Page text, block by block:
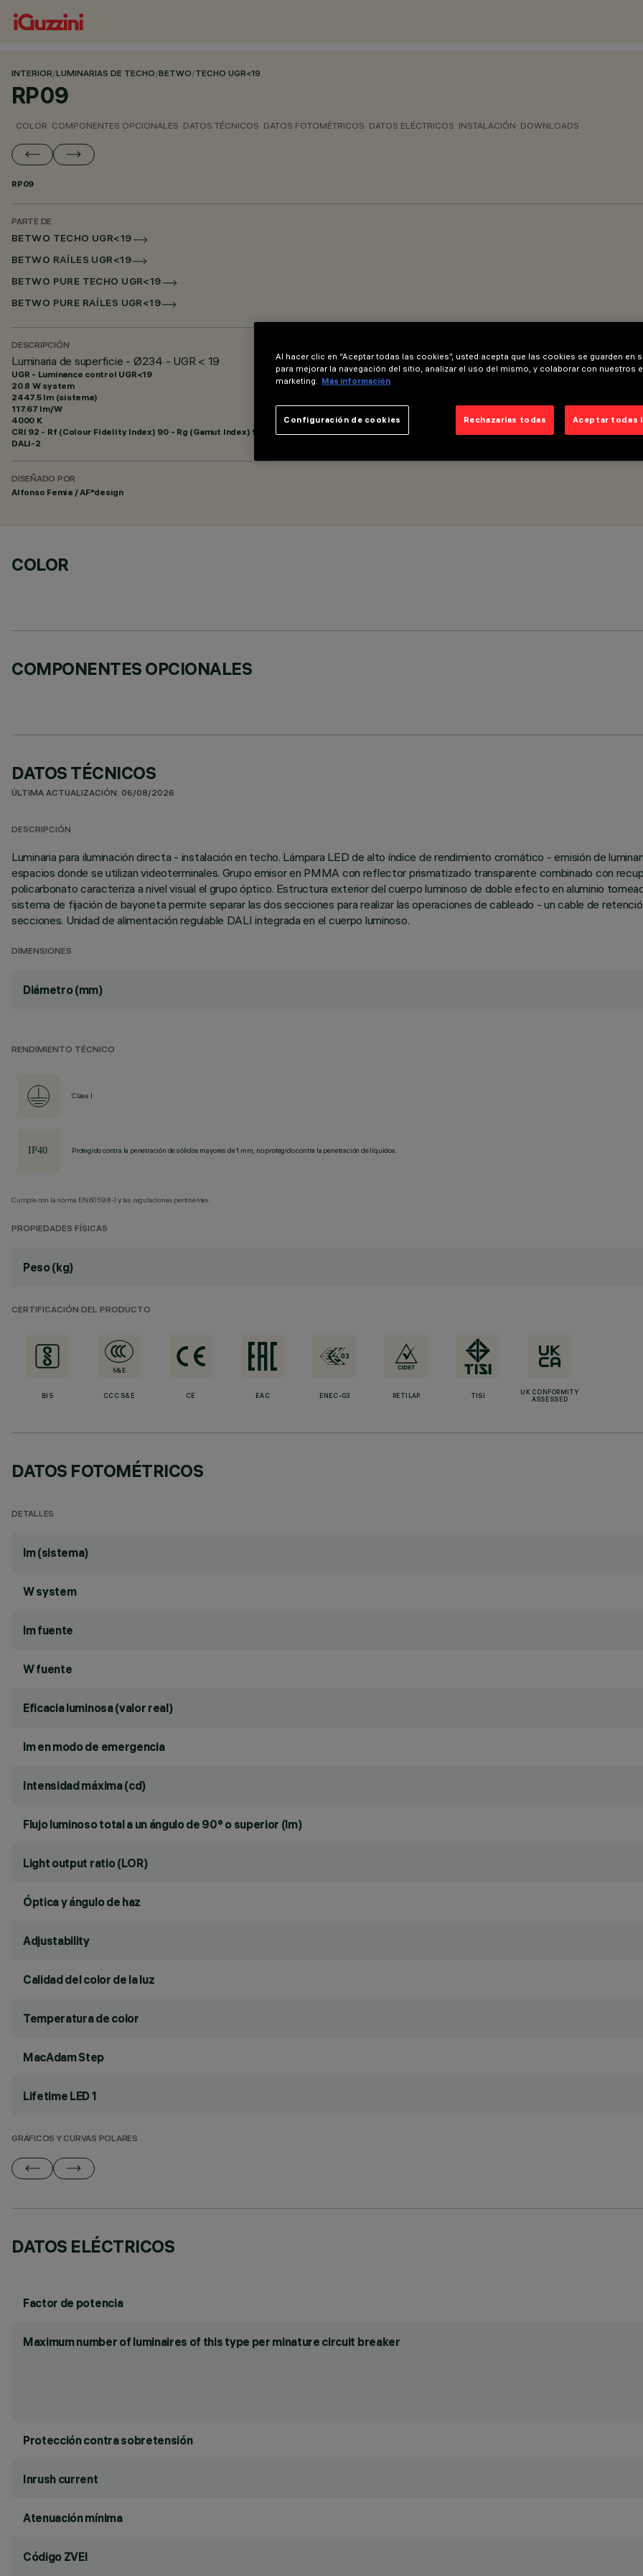
INTERIOR/LUMINARIAS DE TECHO/BETWO/TECHO UGR<19
RP09
COLOR COMPONENTES OPCIONALES DATOS TÉCNICOS DATOS FOTOMÉTRICOS DATOS ELÉCTRICOS INSTALACIÓN DOWNLOADS
RP09
PARTE DE
BETWO TECHO UGR<19
BETWO RAÍLES UGR<19
BETWO PURE TECHO UGR<19
BETWO PURE RAÍLES UGR<19
DESCRIPCIÓN
Luminaria de superficie - Ø234 - UGR < 19
UGR - Luminance control UGR<19
20.8 W system
2447.5 lm (sistema)
117.67 lm/W
4000 K
CRI 92 - Rf (Colour Fidelity Index) 90 - Rg (Gamut Index) 98
DALI-2
DISEÑADO POR
Alfonso Femia / AF*design
COLOR
COMPONENTES OPCIONALES
DATOS TÉCNICOS
ÚLTIMA ACTUALIZACIÓN: 06/08/2026
DESCRIPCIÓN
Luminaria para iluminación directa - instalación en techo. Lámpara LED de alto índice de rendimiento cromático - emisión de
espacios donde se utilizan videoterminales. Grupo emisor en PMMA con reflector prismatizado transparente combinado con
policarbonato caracteriza a nivel visual el grupo óptico. Estructura exterior del cuerpo luminoso de doble efecto en aluminio
sistema de fijación de bayoneta permite separar las dos secciones para realizar las operaciones de cableado - un cable de
secciones. Unidad de alimentación regulable DALI integrada en el cuerpo luminoso.
DIMENSIONES
Diámetro (mm)
RENDIMIENTO TÉCNICO
Class I
Protegido contra la penetración de sólidos mayores de 1 mm, no protegido contra la penetración de líquidos.
Cumple con la norma EN60598-1 y las regulaciones pertinentes.
PROPIEDADES FÍSICAS
Peso (kg)
CERTIFICACIÓN DEL PRODUCTO
BIS CCC S&E CE EAC ENEC-03 RETILAP TISI
UK CONFORMITY
ASSESSED
DATOS FOTOMÉTRICOS
DETALLES
lm (sistema)
W system
lm fuente
W fuente
Eficacia luminosa (valor real)
lm en modo de emergencia
Intensidad máxima (cd)
Flujo luminoso total a un ángulo de 90° o superior (lm)
Light output ratio (LOR)
Óptica y ángulo de haz
Adjustability
Calidad del color de la luz
Temperatura de color
MacAdam Step
Lifetime LED 1
GRÁFICOS Y CURVAS POLARES
DATOS ELÉCTRICOS
Factor de potencia
Maximum number of luminaires of this type per minature circuit breaker
Protección contra sobretensión
Inrush current
Atenuación mínima
Código ZVEI
Al hacer clic en “Aceptar todas las cookies”, usted acepta que las cookies se guarden en
para mejorar la navegación del sitio, analizar el uso del mismo, y colaborar con nuestros
marketing. Más información
Rechazarlas todas Aceptar todas
Configuración de cookies